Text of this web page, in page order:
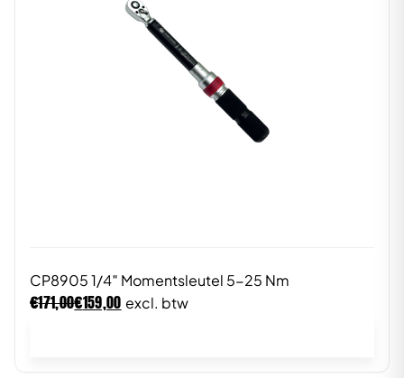
CP8905 1/4″ Momentsleutel 5-25 Nm
€171,00€159,00 excl. btw